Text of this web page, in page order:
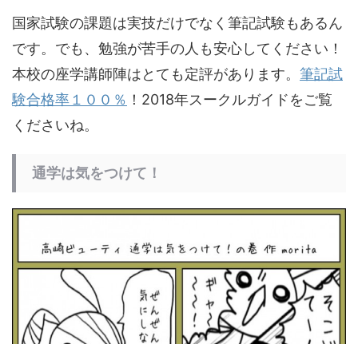
国家試験の課題は実技だけでなく筆記試験もあるん
です。でも、勉強が苦手の人も安心してください！
本校の座学講師陣はとても定評があります。 筆記試
験合格率１００％ ！2018年スークルガイドをご覧
くださいね。
通学は気をつけて！